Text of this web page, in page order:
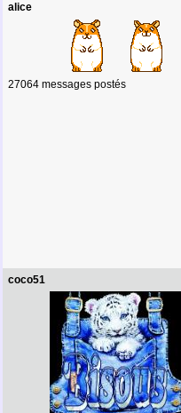
alice
27064 messages postés
coco51